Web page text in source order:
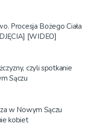
Procesja Bożego Ciała
[WIDEO]
czyli spotkanie
Sączu
w Nowym Sączu
kobiet